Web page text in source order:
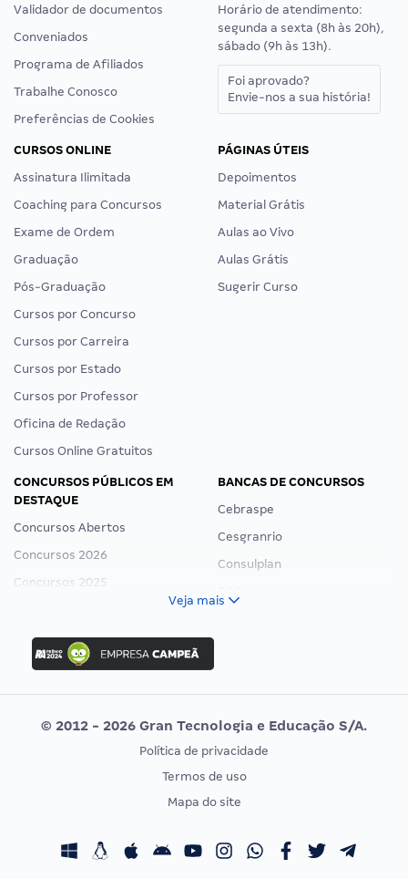
Validador de documentos
Conveniados
Programa de Afiliados
Trabalhe Conosco
Preferências de Cookies
Horário de atendimento:
segunda a sexta (8h às 20h),
sábado (9h às 13h).
Foi aprovado?
Envie-nos a sua história!
CURSOS ONLINE
Assinatura Ilimitada
Coaching para Concursos
Exame de Ordem
Graduação
Pós-Graduação
Cursos por Concurso
Cursos por Carreira
Cursos por Estado
Cursos por Professor
Oficina de Redação
Cursos Online Gratuitos
PÁGINAS ÚTEIS
Depoimentos
Material Grátis
Aulas ao Vivo
Aulas Grátis
Sugerir Curso
CONCURSOS PÚBLICOS EM
DESTAQUE
Concursos Abertos
Concursos 2026
Concursos 2025
Concurso Ibama
Concurso MPU
Editais publicados
BANCAS DE CONCURSOS
Cebraspe
Cesgranrio
Consulplan
Vunesp
CONCURSOS POR PROFISSÃO
Concursos Fiscais
EXAME DE ORDEM
Calendário OAB
Veja mais
© 2012 - 2026 Gran Tecnologia e Educação S/A.
Política de privacidade
Termos de uso
Mapa do site